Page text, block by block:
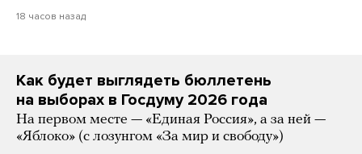
18 часов назад
Как будет выглядеть бюллетень
на выборах в Госдуму 2026 года
На первом месте — «Единая Россия», а за ней —
«Яблоко» (с лозунгом «За мир и свободу»)